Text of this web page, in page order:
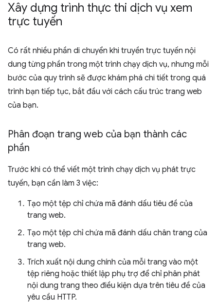
Xây dựng trình thực thi dịch vụ xem
trực tuyến
Có rất nhiều phần di chuyển khi truyền trực tuyến nội
dung từng phần trong một trình chạy dịch vụ, nhưng mỗi
bước của quy trình sẽ được khám phá chi tiết trong quá
trình bạn tiếp tục, bắt đầu với cách cấu trúc trang web
của bạn.
Phân đoạn trang web của bạn thành các
phần
Trước khi có thể viết một trình chạy dịch vụ phát trực
tuyến, bạn cần làm 3 việc:
Tạo một tệp chỉ chứa mã đánh dấu tiêu đề của
trang web.
Tạo một tệp chỉ chứa mã đánh dấu chân trang của
trang web.
Trích xuất nội dung chính của mỗi trang vào một
tệp riêng hoặc thiết lập phụ trợ để chỉ phân phát
nội dung trang theo điều kiện dựa trên tiêu đề của
yêu cầu HTTP.